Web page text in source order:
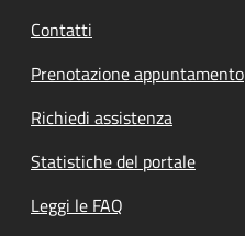
Contatti
Prenotazione appuntamento
Richiedi assistenza
Statistiche del portale
Leggi le FAQ